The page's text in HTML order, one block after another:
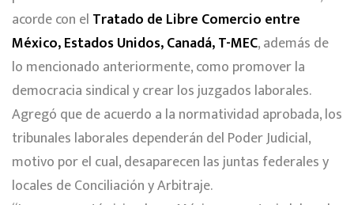
acorde con el Tratado de Libre Comercio entre
México, Estados Unidos, Canadá, T-MEC, además de
lo mencionado anteriormente, como promover la
democracia sindical y crear los juzgados laborales.
Agregó que de acuerdo a la normatividad aprobada, los
tribunales laborales dependerán del Poder Judicial,
motivo por el cual, desaparecen las juntas federales y
locales de Conciliación y Arbitraje.